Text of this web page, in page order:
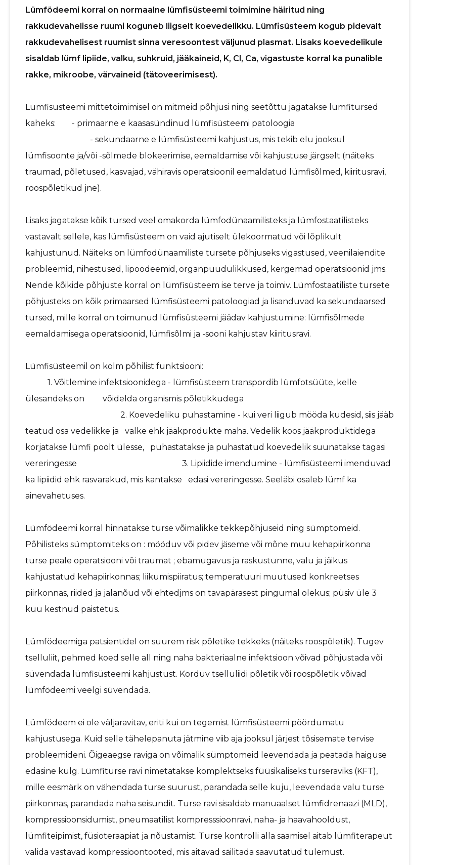
Lümfödeemi korral on normaalne lümfisüsteemi toimimine häiritud ning
rakkudevahelisse ruumi koguneb liigselt koevedelikku. Lümfisüsteem kogub pidevalt
rakkudevahelisest ruumist sinna veresoontest väljunud plasmat. Lisaks koevedelikule
sisaldab lümf lipiide, valku, suhkruid, jääkaineid, K, Cl, Ca, vigastuste korral ka punalible
rakke, mikroobe, värvaineid (tätoveerimisest).
Lümfisüsteemi mittetoimimisel on mitmeid põhjusi ning seetõttu jagatakse lümfitursed
kaheks: - primaarne e kaasasündinud lümfisüsteemi patoloogia
- sekundaarne e lümfisüsteemi kahjustus, mis tekib elu jooksul
lümfisoonte ja/või -sõlmede blokeerimise, eemaldamise või kahjustuse järgselt (näiteks
traumad, põletused, kasvajad, vähiravis operatsioonil eemaldatud lümfisõlmed, kiiritusravi,
roospõletikud jne).
Lisaks jagatakse kõik tursed veel omakorda lümfodünaamilisteks ja lümfostaatilisteks
vastavalt sellele, kas lümfisüsteem on vaid ajutiselt ülekoormatud või lõplikult
kahjustunud. Näiteks on lümfodünaamiliste tursete põhjuseks vigastused, veenilaiendite
probleemid, nihestused, lipoödeemid, organpuudulikkused, kergemad operatsioonid jms.
Nende kõikide põhjuste korral on lümfisüsteem ise terve ja toimiv. Lümfostaatiliste tursete
põhjusteks on kõik primaarsed lümfisüsteemi patoloogiad ja lisanduvad ka sekundaarsed
tursed, mille korral on toimunud lümfisüsteemi jäädav kahjustumine: lümfisõlmede
eemaldamisega operatsioonid, lümfisõlmi ja -sooni kahjustav kiiritusravi.
Lümfisüsteemil on kolm põhilist funktsiooni:
1. Võitlemine infektsioonidega - lümfisüsteem transpordib lümfotsüüte, kelle
ülesandeks on võidelda organismis põletikkudega
2. Koevedeliku puhastamine - kui veri liigub mööda kudesid, siis jääb
teatud osa vedelikke ja valke ehk jääkprodukte maha. Vedelik koos jääkproduktidega
korjatakse lümfi poolt ülesse, puhastatakse ja puhastatud koevedelik suunatakse tagasi
vereringesse 3. Lipiidide imendumine - lümfisüsteemi imenduvad
ka lipiidid ehk rasvarakud, mis kantakse edasi vereringesse. Seeläbi osaleb lümf ka
ainevahetuses.
Lümfödeemi korral hinnatakse turse võimalikke tekkepõhjuseid ning sümptomeid.
Põhilisteks sümptomiteks on : mööduv või pidev jäseme või mõne muu kehapiirkonna
turse peale operatsiooni või traumat ; ebamugavus ja raskustunne, valu ja jäikus
kahjustatud kehapiirkonnas; liikumispiiratus; temperatuuri muutused konkreetses
piirkonnas, riided ja jalanõud või ehtedjms on tavapärasest pingumal olekus; püsiv üle 3
kuu kestnud paistetus.
Lümfödeemiga patsientidel on suurem risk põletike tekkeks (näiteks roospõletik). Tugev
tselluliit, pehmed koed selle all ning naha bakteriaalne infektsioon võivad põhjustada või
süvendada lümfisüsteemi kahjustust. Korduv tselluliidi põletik või roospõletik võivad
lümfödeemi veelgi süvendada.
Lümfödeem ei ole väljaravitav, eriti kui on tegemist lümfisüsteemi pöördumatu
kahjustusega. Kuid selle tähelepanuta jätmine viib aja jooksul järjest tõsisemate tervise
probleemideni. Õigeaegse raviga on võimalik sümptomeid leevendada ja peatada haiguse
edasine kulg. Lümfiturse ravi nimetatakse komplektseks füüsikaliseks turseraviks (KFT),
mille eesmärk on vähendada turse suurust, parandada selle kuju, leevendada valu turse
piirkonnas, parandada naha seisundit. Turse ravi sisaldab manuaalset lümfidrenaazi (MLD),
kompressioonsidumist, pneumaatilist kompresssioonravi, naha- ja haavahooldust,
lümfiteipimist, füsioteraapiat ja nõustamist. Turse kontrolli alla saamisel aitab lümfiterapeut
valida vastavad kompressioontooted, mis aitavad säilitada saavutatud tulemust.